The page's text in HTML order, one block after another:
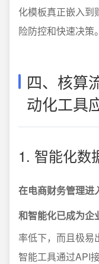
化模板真正嵌入到
险防控和快速决策。
四、核算
动化工具
1. 智能化数
在电商财务管理进
和智能化已成为企
率低下，而且极易
智能工具通过API